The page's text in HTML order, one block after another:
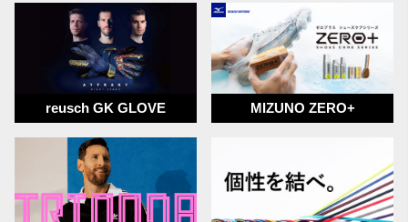
reusch GK GLOVE MIZUNO ZERO+